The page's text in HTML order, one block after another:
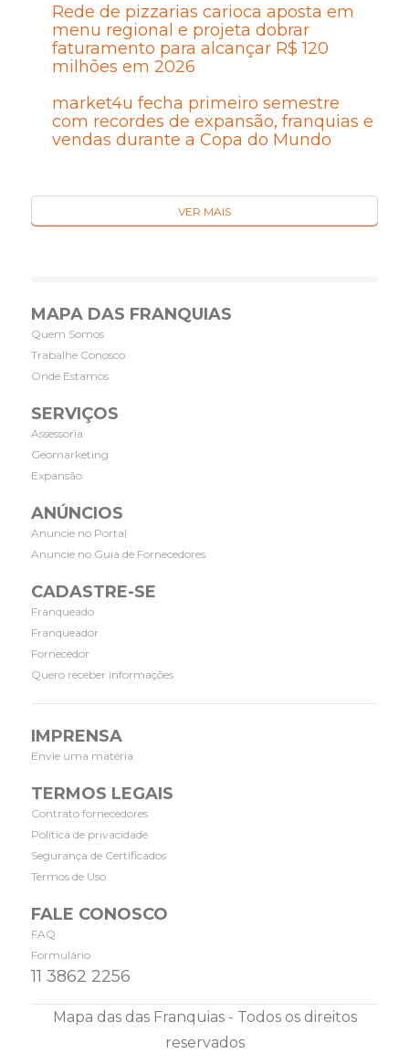
Rede de pizzarias carioca aposta em
menu regional e projeta dobrar
faturamento para alcançar R$ 120
milhões em 2026
market4u fecha primeiro semestre
com recordes de expansão, franquias e
vendas durante a Copa do Mundo
VER MAIS
MAPA DAS FRANQUIAS
Quem Somos
Trabalhe Conosco
Onde Estamos
SERVIÇOS
Assessoria
Geomarketing
Expansão
ANÚNCIOS
Anuncie no Portal
Anuncie no Guia de Fornecedores
CADASTRE-SE
Franqueado
Franqueador
Fornecedor
Quero receber informações
IMPRENSA
Envie uma matéria
TERMOS LEGAIS
Contrato fornecedores
Política de privacidade
Segurança de Certificados
Termos de Uso
FALE CONOSCO
FAQ
Formulário
11 3862 2256
Mapa das das Franquias - Todos os direitos
reservados